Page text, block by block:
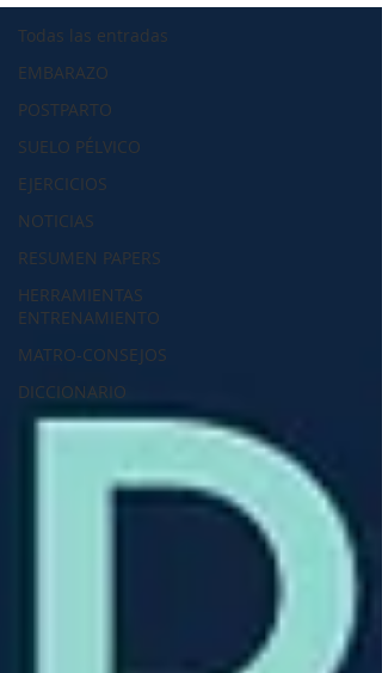
Todas las entradas
EMBARAZO
POSTPARTO
SUELO PÉLVICO
EJERCICIOS
NOTICIAS
RESUMEN PAPERS
HERRAMIENTAS
ENTRENAMIENTO
MATRO-CONSEJOS
DICCIONARIO